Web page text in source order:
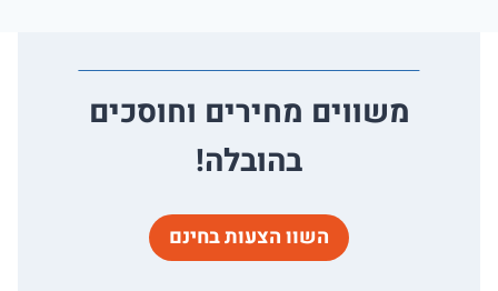
משווים מחירים וחוסכים
בהובלה!
השוו הצעות בחינם